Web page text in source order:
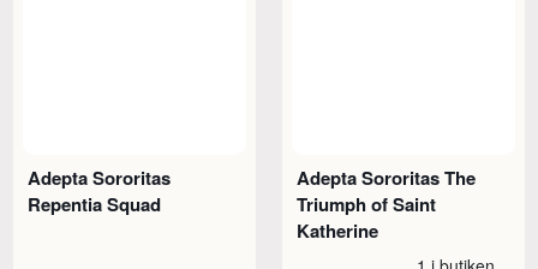
Adepta Sororitas
Repentia Squad
Adepta Sororitas The
Triumph of Saint
Katherine